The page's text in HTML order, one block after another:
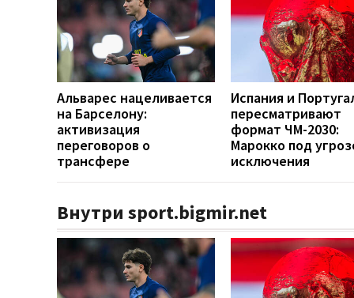
Альварес нацеливается
на Барселону:
активизация
переговоров о
трансфере
Испания и
пересматривают
формат ЧМ-2030:
Марокко под
исключения
Внутри sport.bigmir.net